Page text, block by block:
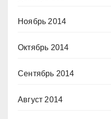
Ноябрь 2014
Октябрь 2014
Сентябрь 2014
Август 2014